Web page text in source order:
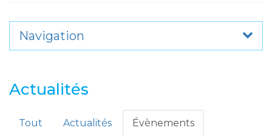
Navigation
Actualités
Tout Actualités Évènements